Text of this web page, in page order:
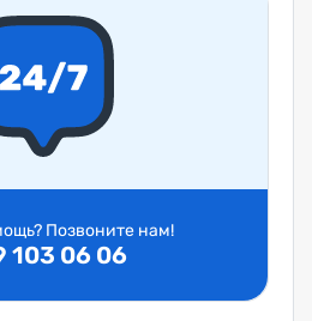
Позвоните нам!
103 06 06